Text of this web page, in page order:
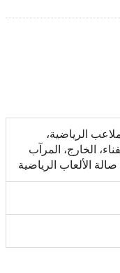
الرياضية،
الخارج، المرآب
الألعاب الرياضية